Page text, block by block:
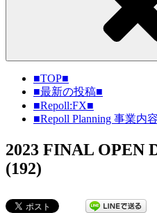
■TOP■
■最新の投稿■
■Repoll:FX■
■Repoll Planning 事業内
2023 FINAL OPEN
(192)